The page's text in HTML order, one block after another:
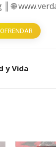
🌐
y Vida